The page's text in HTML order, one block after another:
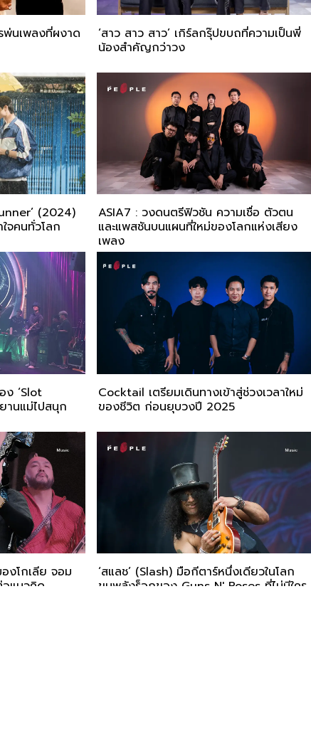
พ่นเพลงที่ผงาด
‘สาว สาว สาว’ เกิร์ลกรุ๊ปขบถที่ความเป็นพี่
น้องสำคัญกว่าวง
(2024)
จคนทั่วโลก
ASIA7 : วงดนตรีฟิวชัน ความเชื่อ ตัวตน
และแพสชันบนแผนที่ใหม่ของโลกแห่งเสียง
เพลง
ง ‘Slot
านแม่ไปสนุก
Cocktail เตรียมเดินทางเข้าสู่ช่วงเวลาใหม่
ของชีวิต ก่อนยุบวงปี 2025
งโกเลีย จอม
แนวคิด
‘สแลช’ (Slash) มือกีตาร์หนึ่งเดียวในโลก
ขุมพลังร็อกของ Guns N' Roses ที่ไม่มีใคร